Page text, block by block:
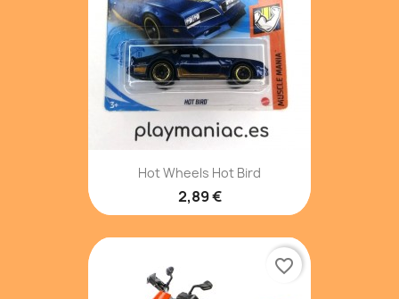
Hot Wheels Hot Bird
2,89 €
favorite_border